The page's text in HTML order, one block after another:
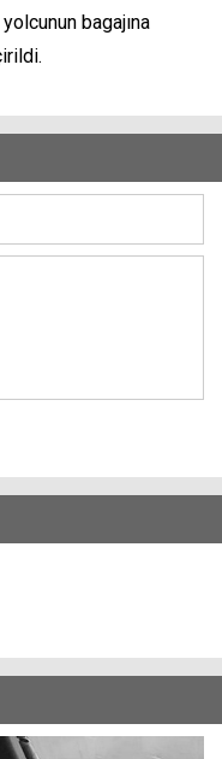
bagajına